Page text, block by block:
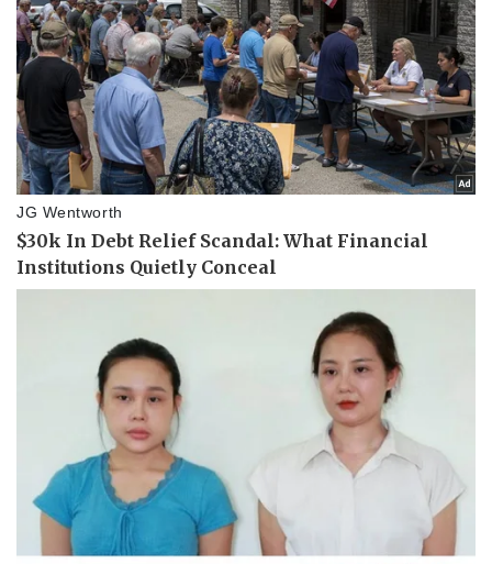
Khởi nghiệp
Tiêu dùng
Tỷ giá
Chứng khoán
Giá cà phê